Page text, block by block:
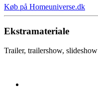
Køb på Homeuniverse.dk
Ekstramateriale
Trailer, trailershow, slideshow